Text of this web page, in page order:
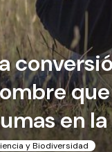
en
y Biodiversidad